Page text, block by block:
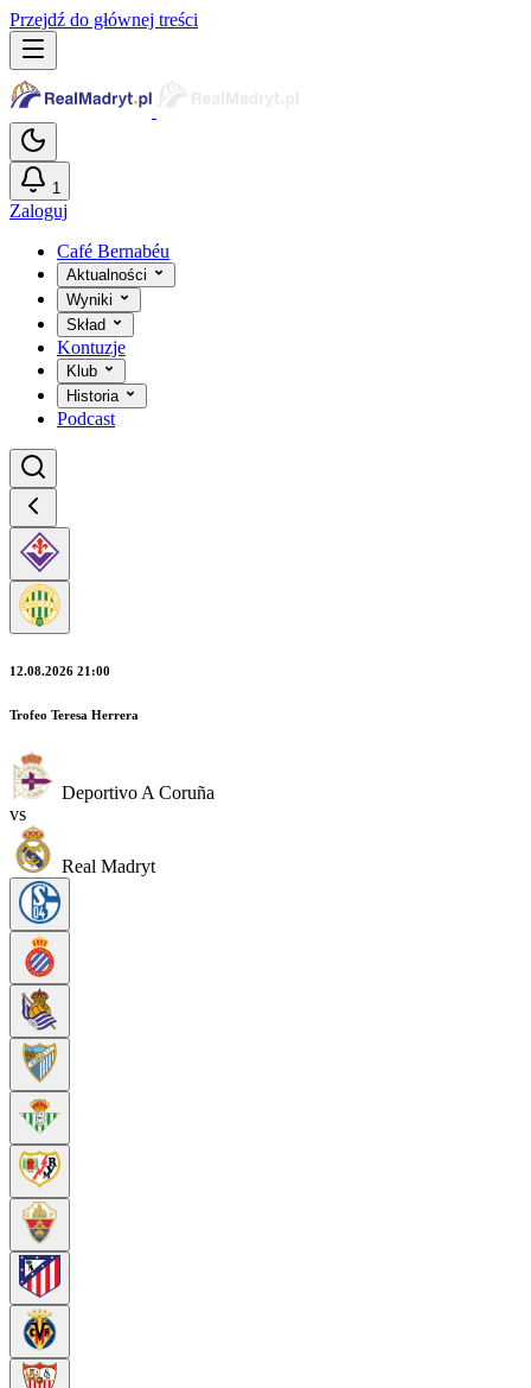
Przejdź do głównej treści
1
Zaloguj
Café Bernabéu
Aktualności
Wyniki
Skład
Kontuzje
Klub
Historia
Podcast
12.08.2026 21:00
Trofeo Teresa Herrera
Deportivo A Coruña
vs
Real Madryt